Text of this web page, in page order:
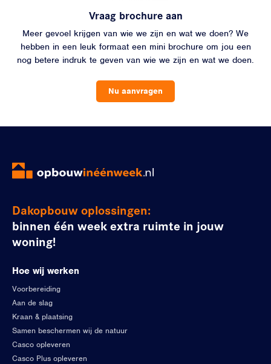
Vraag brochure aan
Meer gevoel krijgen van wie we zijn en wat we doen? We
hebben in een leuk formaat een mini brochure om jou een
nog betere indruk te geven van wie we zijn en wat we doen.
Nu aanvragen
Dakopbouw oplossingen:
binnen één week extra ruimte in jouw
woning!
Hoe wij werken
Voorbereiding
Aan de slag
Kraan & plaatsing
Samen beschermen wij de natuur
Casco opleveren
Casco Plus opleveren